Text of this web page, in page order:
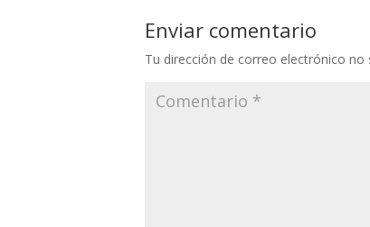
Enviar comentario
Tu dirección de correo electrónico no